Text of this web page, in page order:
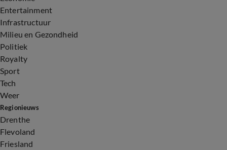
Entertainment
Infrastructuur
Milieu en Gezondheid
Politiek
Royalty
Sport
Tech
Weer
Regionieuws
Drenthe
Flevoland
Friesland